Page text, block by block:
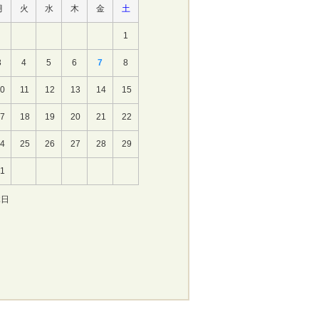
火 水 木 金 土
1
4 5 6 7 8
11 12 13 14 15
18 19 20 21 22
25 26 27 28 29